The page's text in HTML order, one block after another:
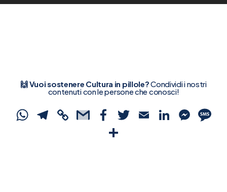
🙌 Vuoi sostenere Cultura in pillole?Condividi i nostri
contenuti con le persone che conosci!
WhatsApp
Telegram
CopyGmailFacebook
Twitter
Email